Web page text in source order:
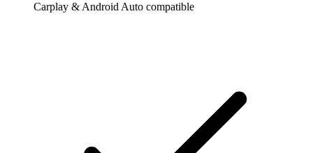
Carplay & Android Auto compatible